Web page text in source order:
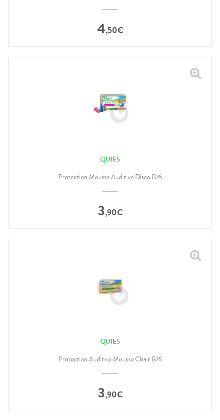
4,50€
QUIES
Protection Mousse Auditive Disco B/6
3,90€
QUIES
Protection Auditive Mousse Chair B/6
3,90€